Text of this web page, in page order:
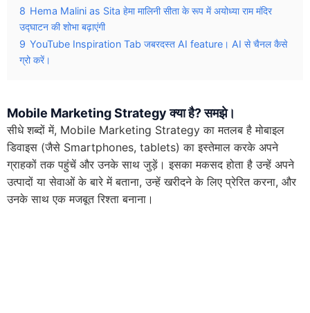
8 Hema Malini as Sita हेमा मालिनी सीता के रूप में अयोध्या राम मंदिर
उद्घाटन की शोभा बढ़ाएंगी
9 YouTube Inspiration Tab जबरदस्त AI feature। AI से चैनल कैसे
ग्रो करें।
Mobile Marketing Strategy क्या है? समझे।
सीधे शब्दों में, Mobile Marketing Strategy का मतलब है मोबाइल
डिवाइस (जैसे Smartphones, tablets) का इस्तेमाल करके अपने
ग्राहकों तक पहुंचें और उनके साथ जुड़ें। इसका मकसद होता है उन्हें अपने
उत्पादों या सेवाओं के बारे में बताना, उन्हें खरीदने के लिए प्रेरित करना, और
उनके साथ एक मजबूत रिश्ता बनाना।